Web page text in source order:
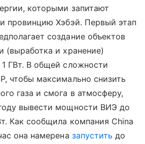
которыми запитают
провинцию Хэбэй. Первый этап
создание объектов
(выработка и хранение)
ГВт. В общей сложности
чтобы максимально снизить
газа и смога в атмосферу,
вывести мощности ВИЭ до
Как сообщила компания China
она намерена запустить до